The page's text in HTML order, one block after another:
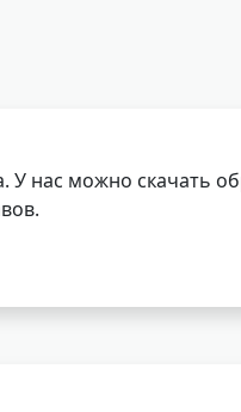
У нас можно скачать